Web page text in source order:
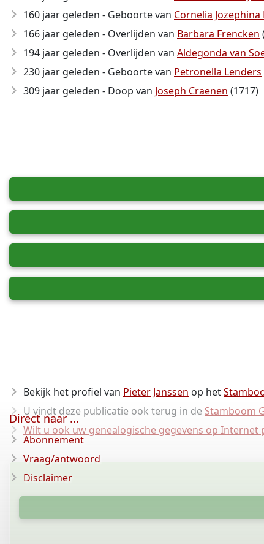
160 jaar geleden - Geboorte van Cornelia
166 jaar geleden - Overlijden van Barbara Frencken
194 jaar geleden - Overlijden van Aldegonda van
230 jaar geleden - Geboorte van Petronella Lenders
309 jaar geleden - Doop van Joseph Craenen (1717)
Bekijk het profiel van Pieter Janssen op het
U vindt deze publicatie ook terug in de Stamboom
Wilt u ook uw genealogische gegevens op Internet
Direct naar ...
Abonnement
Vraag/antwoord
Disclaimer